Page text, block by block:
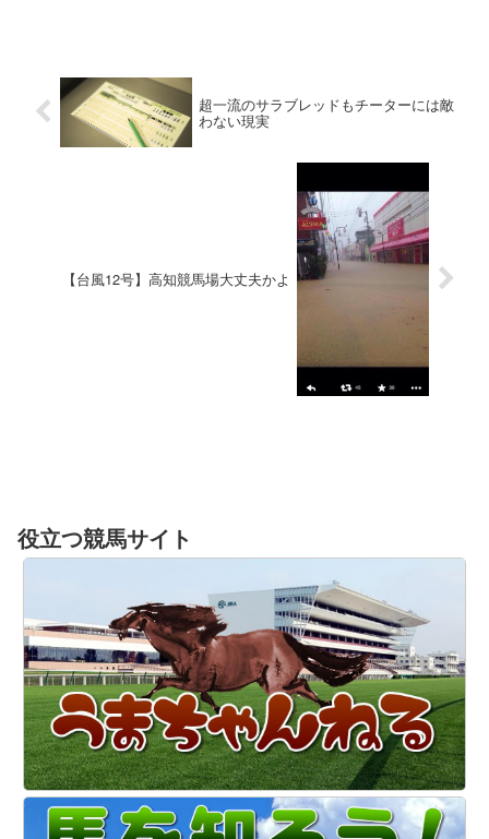
超一流のサラブレッドもチーターには敵
わない現実
【台風12号】高知競馬場大丈夫かよ
役立つ競馬サイト